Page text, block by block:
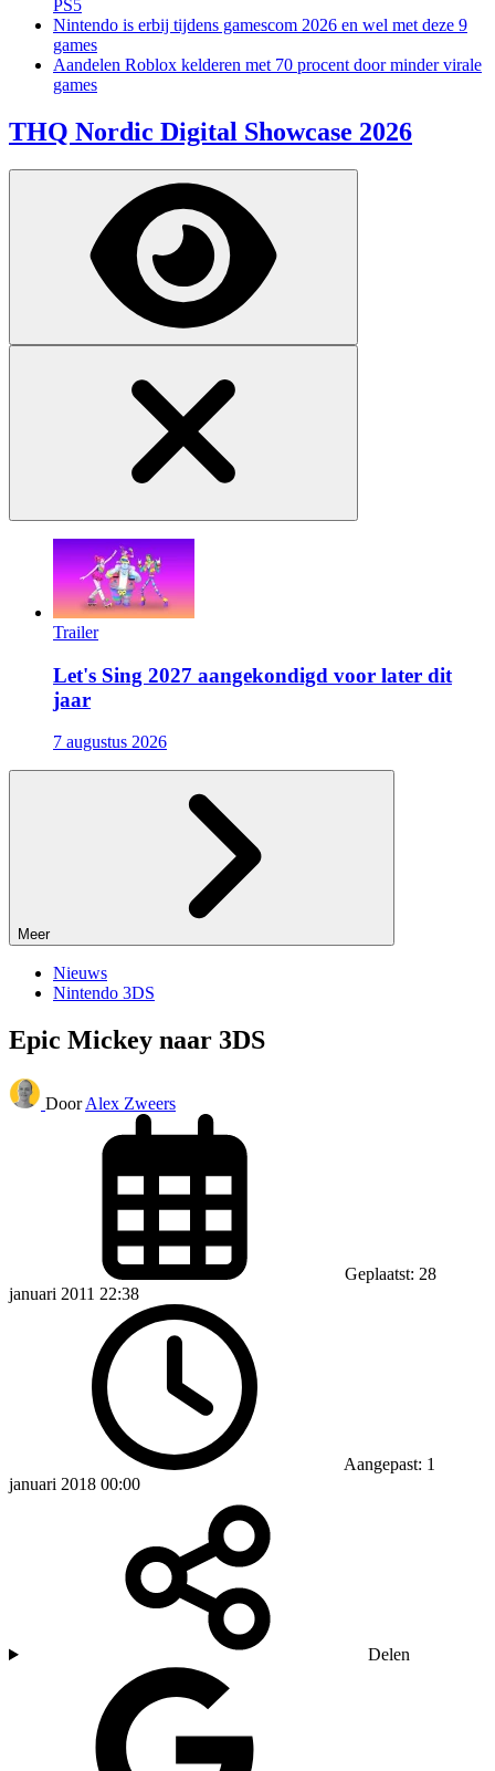
PS5
Nintendo is erbij tijdens gamescom 2026 en wel met deze 9
games
Aandelen Roblox kelderen met 70 procent door minder virale
games
THQ Nordic Digital Showcase 2026
Trailer
Let's Sing 2027 aangekondigd voor later dit
jaar
7 augustus 2026
Meer
Nieuws
Nintendo 3DS
Epic Mickey naar 3DS
Door Alex Zweers
Geplaatst: 28
januari 2011 22:38
Aangepast: 1
januari 2018 00:00
Delen